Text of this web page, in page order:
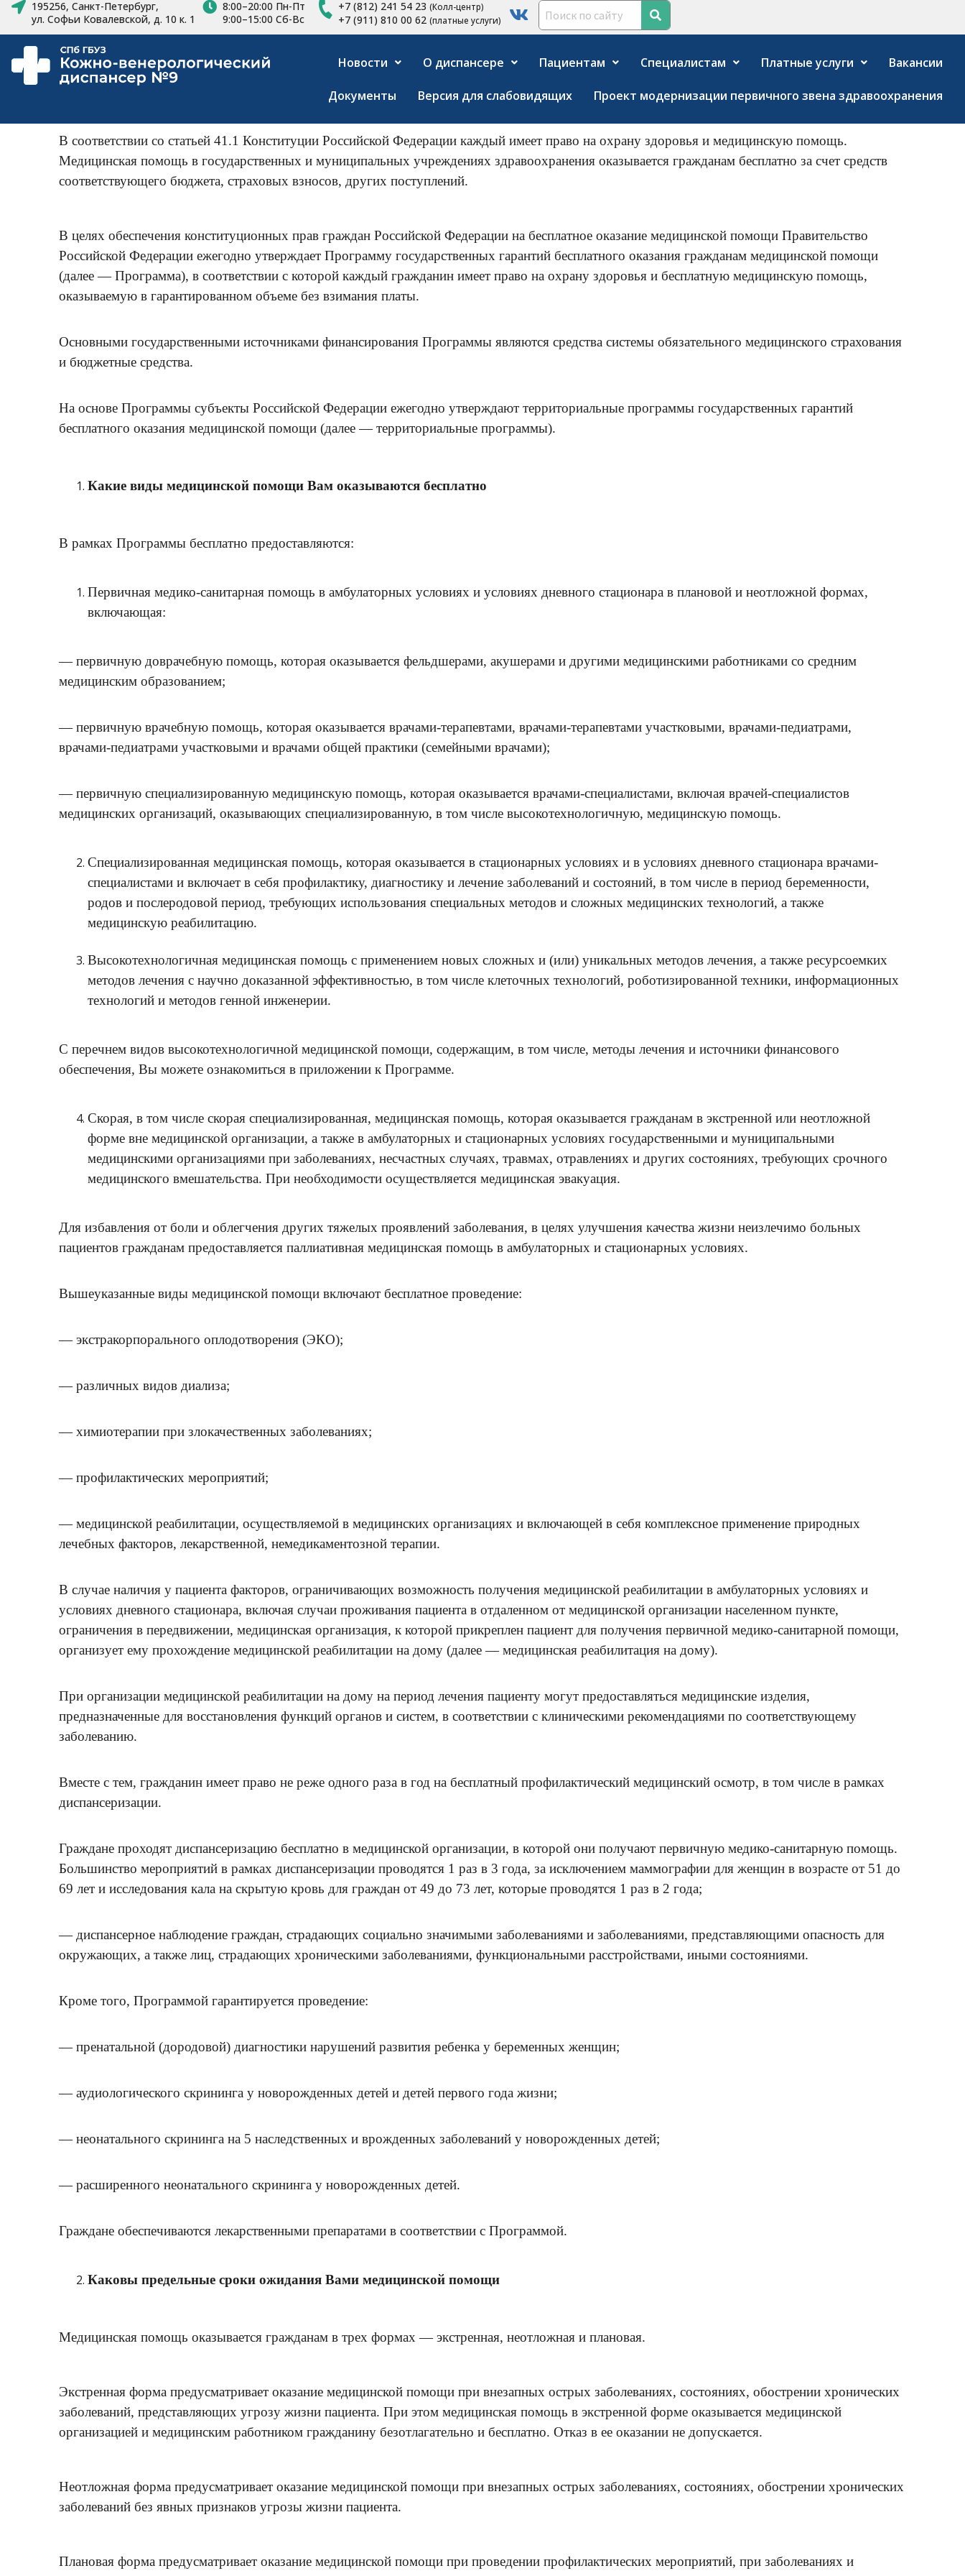
195256, Санкт-Петербург,
ул. Софьи Ковалевской, д. 10 к. 1
8:00–20:00 Пн-Пт
9:00–15:00 Сб-Вс
+7 (812) 241 54 23 (Колл-центр)
+7 (911) 810 00 62 (платные услуги)
Новости О диспансере Пациентам Специалистам Платные услуги Вакансии
Документы Версия для слабовидящих Проект модернизации первичного звена здравоохранения
В соответствии со статьей 41.1 Конституции Российской Федерации каждый имеет право на охрану здоровья и медицинскую помощь.
Медицинская помощь в государственных и муниципальных учреждениях здравоохранения оказывается гражданам бесплатно за счет средств
соответствующего бюджета, страховых взносов, других поступлений.
В целях обеспечения конституционных прав граждан Российской Федерации на бесплатное оказание медицинской помощи Правительство
Российской Федерации ежегодно утверждает Программу государственных гарантий бесплатного оказания гражданам медицинской помощи
(далее — Программа), в соответствии с которой каждый гражданин имеет право на охрану здоровья и бесплатную медицинскую помощь,
оказываемую в гарантированном объеме без взимания платы.
Основными государственными источниками финансирования Программы являются средства системы обязательного медицинского страхования
и бюджетные средства.
На основе Программы субъекты Российской Федерации ежегодно утверждают территориальные программы государственных гарантий
бесплатного оказания медицинской помощи (далее — территориальные программы).
Какие виды медицинской помощи Вам оказываются бесплатно
В рамках Программы бесплатно предоставляются:
Первичная медико-санитарная помощь в амбулаторных условиях и условиях дневного стационара в плановой и неотложной формах,
включающая:
— первичную доврачебную помощь, которая оказывается фельдшерами, акушерами и другими медицинскими работниками со средним
медицинским образованием;
— первичную врачебную помощь, которая оказывается врачами-терапевтами, врачами-терапевтами участковыми, врачами-педиатрами,
врачами-педиатрами участковыми и врачами общей практики (семейными врачами);
— первичную специализированную медицинскую помощь, которая оказывается врачами-специалистами, включая врачей-специалистов
медицинских организаций, оказывающих специализированную, в том числе высокотехнологичную, медицинскую помощь.
Специализированная медицинская помощь, которая оказывается в стационарных условиях и в условиях дневного стационара врачами-
специалистами и включает в себя профилактику, диагностику и лечение заболеваний и состояний, в том числе в период беременности,
родов и послеродовой период, требующих использования специальных методов и сложных медицинских технологий, а также
медицинскую реабилитацию.
Высокотехнологичная медицинская помощь с применением новых сложных и (или) уникальных методов лечения, а также ресурсоемких
методов лечения с научно доказанной эффективностью, в том числе клеточных технологий, роботизированной техники, информационных
технологий и методов генной инженерии.
С перечнем видов высокотехнологичной медицинской помощи, содержащим, в том числе, методы лечения и источники финансового
обеспечения, Вы можете ознакомиться в приложении к Программе.
Скорая, в том числе скорая специализированная, медицинская помощь, которая оказывается гражданам в экстренной или неотложной
форме вне медицинской организации, а также в амбулаторных и стационарных условиях государственными и муниципальными
медицинскими организациями при заболеваниях, несчастных случаях, травмах, отравлениях и других состояниях, требующих срочного
медицинского вмешательства. При необходимости осуществляется медицинская эвакуация.
Для избавления от боли и облегчения других тяжелых проявлений заболевания, в целях улучшения качества жизни неизлечимо больных
пациентов гражданам предоставляется паллиативная медицинская помощь в амбулаторных и стационарных условиях.
Вышеуказанные виды медицинской помощи включают бесплатное проведение:
— экстракорпорального оплодотворения (ЭКО);
— различных видов диализа;
— химиотерапии при злокачественных заболеваниях;
— профилактических мероприятий;
— медицинской реабилитации, осуществляемой в медицинских организациях и включающей в себя комплексное применение природных
лечебных факторов, лекарственной, немедикаментозной терапии.
В случае наличия у пациента факторов, ограничивающих возможность получения медицинской реабилитации в амбулаторных условиях и
условиях дневного стационара, включая случаи проживания пациента в отдаленном от медицинской организации населенном пункте,
ограничения в передвижении, медицинская организация, к которой прикреплен пациент для получения первичной медико-санитарной помощи,
организует ему прохождение медицинской реабилитации на дому (далее — медицинская реабилитация на дому).
При организации медицинской реабилитации на дому на период лечения пациенту могут предоставляться медицинские изделия,
предназначенные для восстановления функций органов и систем, в соответствии с клиническими рекомендациями по соответствующему
заболеванию.
Вместе с тем, гражданин имеет право не реже одного раза в год на бесплатный профилактический медицинский осмотр, в том числе в рамках
диспансеризации.
Граждане проходят диспансеризацию бесплатно в медицинской организации, в которой они получают первичную медико-санитарную помощь.
Большинство мероприятий в рамках диспансеризации проводятся 1 раз в 3 года, за исключением маммографии для женщин в возрасте от 51 до
69 лет и исследования кала на скрытую кровь для граждан от 49 до 73 лет, которые проводятся 1 раз в 2 года;
— диспансерное наблюдение граждан, страдающих социально значимыми заболеваниями и заболеваниями, представляющими опасность для
окружающих, а также лиц, страдающих хроническими заболеваниями, функциональными расстройствами, иными состояниями.
Кроме того, Программой гарантируется проведение:
— пренатальной (дородовой) диагностики нарушений развития ребенка у беременных женщин;
— аудиологического скрининга у новорожденных детей и детей первого года жизни;
— неонатального скрининга на 5 наследственных и врожденных заболеваний у новорожденных детей;
— расширенного неонатального скрининга у новорожденных детей.
Граждане обеспечиваются лекарственными препаратами в соответствии с Программой.
Каковы предельные сроки ожидания Вами медицинской помощи
Медицинская помощь оказывается гражданам в трех формах — экстренная, неотложная и плановая.
Экстренная форма предусматривает оказание медицинской помощи при внезапных острых заболеваниях, состояниях, обострении хронических
заболеваний, представляющих угрозу жизни пациента. При этом медицинская помощь в экстренной форме оказывается медицинской
организацией и медицинским работником гражданину безотлагательно и бесплатно. Отказ в ее оказании не допускается.
Неотложная форма предусматривает оказание медицинской помощи при внезапных острых заболеваниях, состояниях, обострении хронических
заболеваний без явных признаков угрозы жизни пациента.
Плановая форма предусматривает оказание медицинской помощи при проведении профилактических мероприятий, при заболеваниях и